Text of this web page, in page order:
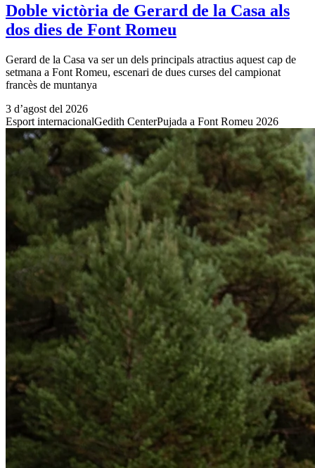
Doble victòria de Gerard de la Casa als
dos dies de Font Romeu
Gerard de la Casa va ser un dels principals atractius aquest cap de
setmana a Font Romeu, escenari de dues curses del campionat
francès de muntanya
3 d’agost del 2026
Esport internacionalGedith CenterPujada a Font Romeu 2026